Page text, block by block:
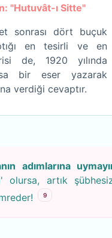
"Hutuvât-ı Sitte"
sonrası dört buçuk
en tesirli ve en
de, 1920 yılında
bir eser yazarak
verdiği cevaptır.
adımlarına
olursa, artık
9